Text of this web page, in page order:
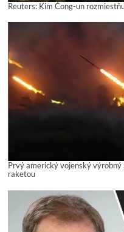
Reuters: Kim Čong-un
Prvý americký vojenský výrobný
raketou